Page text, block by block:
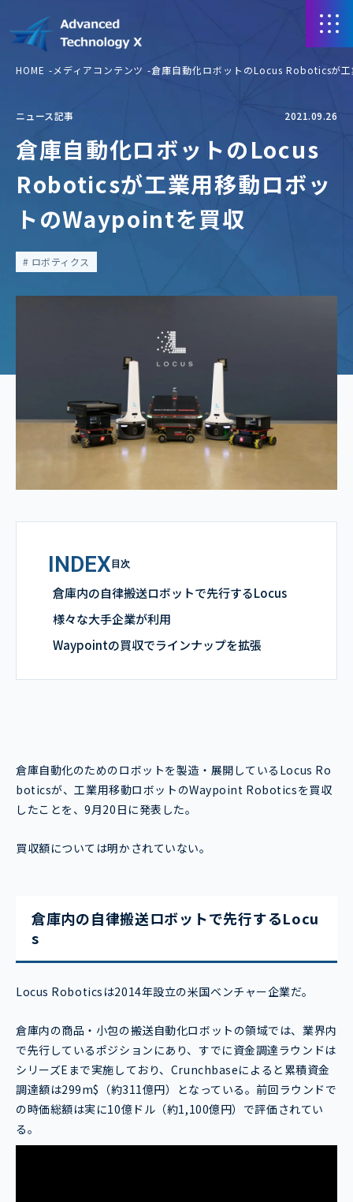
HOME メディアコンテンツ 倉庫自動化ロボットのLocus Roboticsが
ニュース記事 2021.09.26
倉庫自動化ロボットのLocus
Roboticsが工業用移動ロボッ
トのWaypointを買収
ロボティクス
INDEX 目次
倉庫内の自律搬送ロボットで先行するLocus
様々な大手企業が利用
Waypointの買収でラインナップを拡張
倉庫自動化のためのロボットを製造・展開しているLocus Ro
boticsが、工業用移動ロボットのWaypoint Roboticsを買収
したことを、9月20日に発表した。
買収額については明かされていない。
倉庫内の自律搬送ロボットで先行するLocu
s
Locus Roboticsは2014年設立の米国ベンチャー企業だ。
倉庫内の商品・小包の搬送自動化ロボットの領域では、業界内
で先行しているポジションにあり、すでに資金調達ラウンドは
シリーズEまで実施しており、Crunchbaseによると累積資金
調達額は299m$（約311億円）となっている。前回ラウンドで
の時価総額は実に10億ドル（約1,100億円）で評価されてい
る。